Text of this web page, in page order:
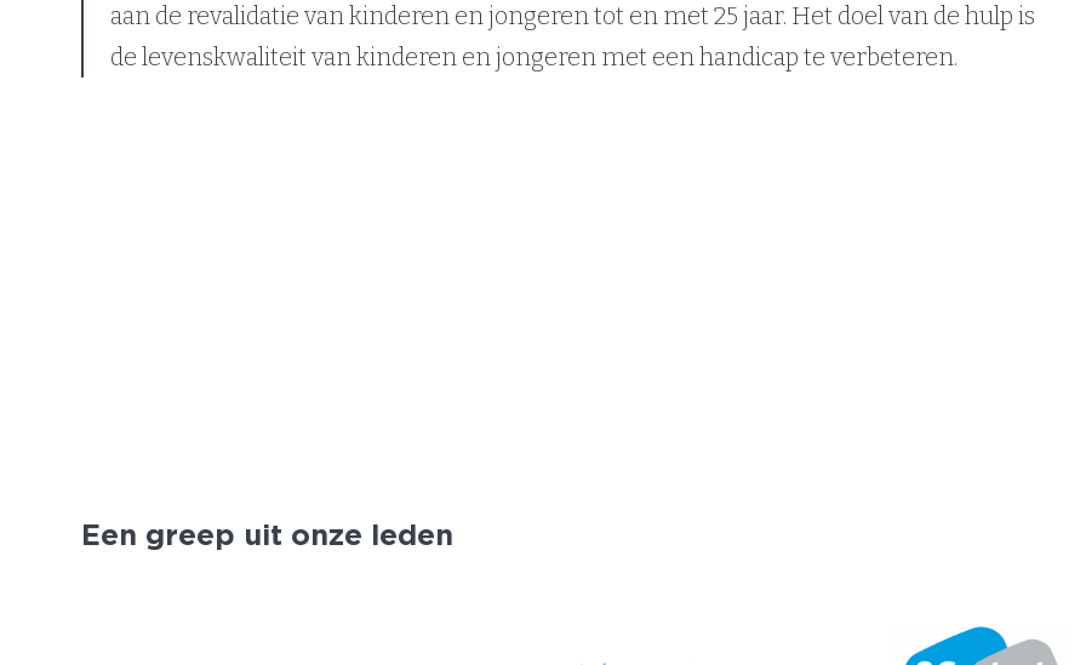
aan de revalidatie van kinderen en jongeren tot en met 25 jaar. Het doel van de hulp is
de levenskwaliteit van kinderen en jongeren met een handicap te verbeteren.
Een greep uit onze leden